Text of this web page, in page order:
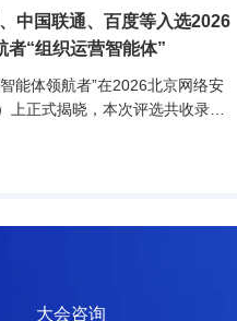
中国联通、百度等入选2026
者“组织运营智能体”
能体领航者”在2026北京网络安
上正式揭晓，本次评选共收录了
业运营的效率引擎，成为备受关
该赛道。组织运营智能体：重塑企
大会咨询